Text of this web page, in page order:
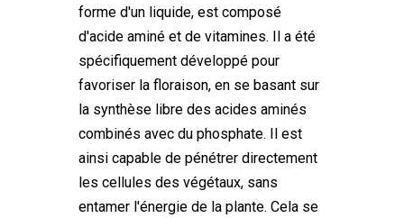
forme d'un liquide, est composé
d'acide aminé et de vitamines. Il a été
spécifiquement développé pour
favoriser la floraison, en se basant sur
la synthèse libre des acides aminés
combinés avec du phosphate. Il est
ainsi capable de pénétrer directement
les cellules des végétaux, sans
entamer l'énergie de la plante. Cela se